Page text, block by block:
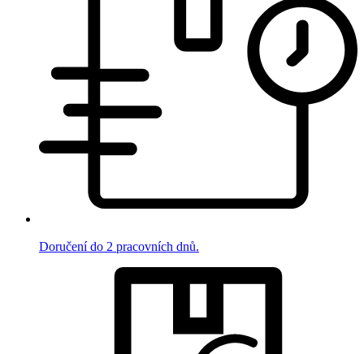
Doručení do 2 pracovních dnů.